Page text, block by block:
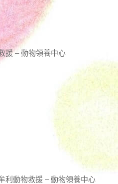
援 – 動物領養中心
利動物救援 – 動物領養中心